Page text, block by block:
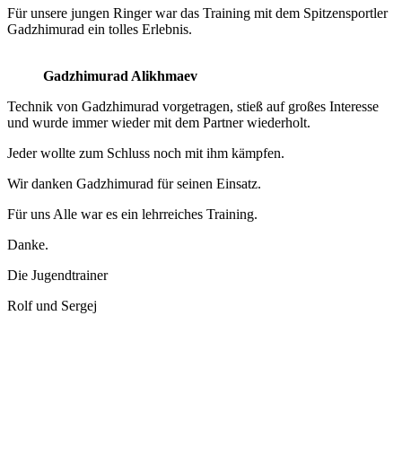
Für unsere jungen Ringer war das Training mit dem Spitzensportler
Gadzhimurad ein tolles Erlebnis.
Gadzhimurad Alikhmaev
Technik von Gadzhimurad vorgetragen, stieß auf großes Interesse
und wurde immer wieder mit dem Partner wiederholt.
Jeder wollte zum Schluss noch mit ihm kämpfen.
Wir danken Gadzhimurad für seinen Einsatz.
Für uns Alle war es ein lehrreiches Training.
Danke.
Die Jugendtrainer
Rolf und Sergej